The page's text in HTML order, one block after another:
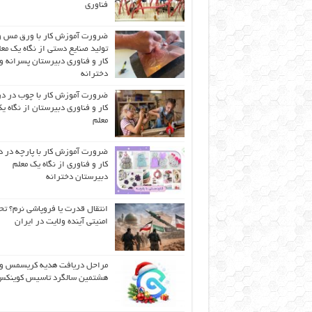
فناوری
ضرورت آموزش کار با ورق مس
تولید صنایع دستی از نگاه یک
کار و فناوری دبیرستان پسرانه و
دخترانه
ضرورت آموزش کار با چوب در
کار و فناوری دبیرستان از نگاه
معلم
ضرورت آموزش کار با پارچه
کار و فناوری از نگاه یک معلم
دبیرستان دخترانه
انتقال قدرت یا فروپاشی نرم؟
امنیتی آینده ولایت در ایران
مراحل دریافت هدیه کریسمس و
هشتمین سالگرد تاسیس